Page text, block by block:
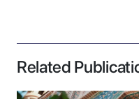
Related